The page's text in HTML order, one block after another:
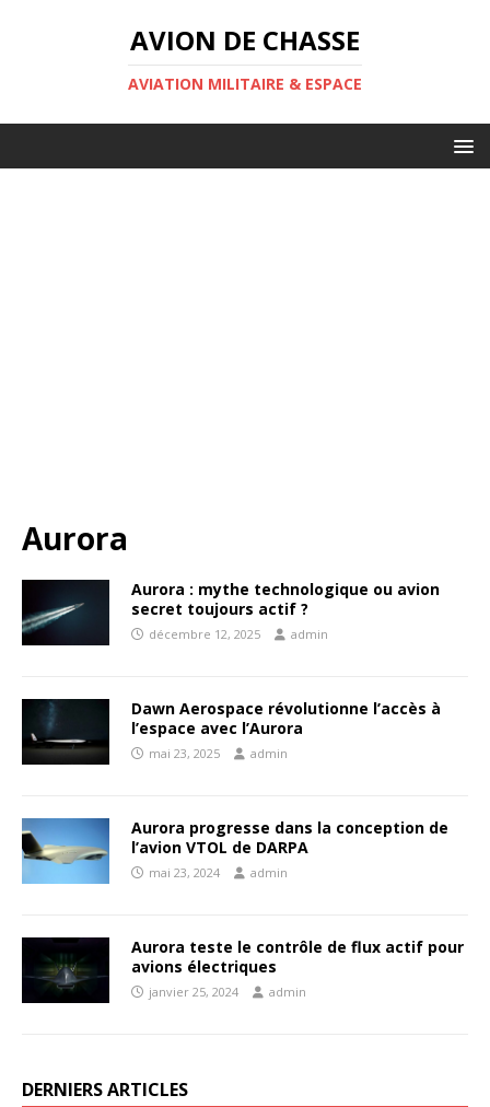
AVION DE CHASSE
AVIATION MILITAIRE & ESPACE
Aurora
Aurora : mythe technologique ou avion
secret toujours actif ?
décembre 12, 2025 admin
Dawn Aerospace révolutionne l’accès à
l’espace avec l’Aurora
mai 23, 2025 admin
Aurora progresse dans la conception de
l’avion VTOL de DARPA
mai 23, 2024 admin
Aurora teste le contrôle de flux actif pour
avions électriques
janvier 25, 2024 admin
DERNIERS ARTICLES